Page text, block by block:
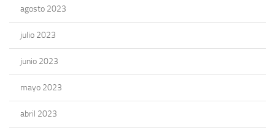
agosto 2023
julio 2023
junio 2023
mayo 2023
abril 2023